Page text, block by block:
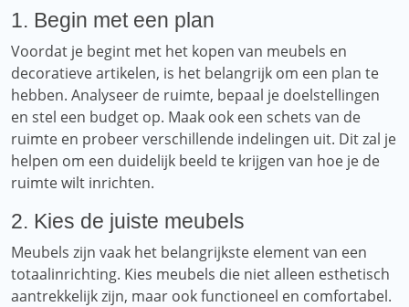
1. Begin met een plan
Voordat je begint met het kopen van meubels en
decoratieve artikelen, is het belangrijk om een ​​plan te
hebben. Analyseer de ruimte, bepaal je doelstellingen
en stel een budget op. Maak ook een schets van de
ruimte en probeer verschillende indelingen uit. Dit zal je
helpen om een ​​duidelijk beeld te krijgen van hoe je de
ruimte wilt inrichten.
2. Kies de juiste meubels
Meubels zijn vaak het belangrijkste element van een
totaalinrichting. Kies meubels die niet alleen esthetisch
aantrekkelijk zijn, maar ook functioneel en comfortabel.